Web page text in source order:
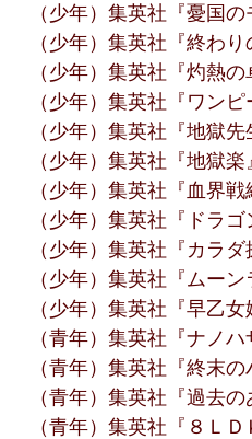
（少年）集英社『憂国の
（少年）集英社『終わり
（少年）集英社『灼熱の
（少年）集英社『ワンピ
（少年）集英社『地獄先
（少年）集英社『地獄楽
（少年）集英社『血界戦
（少年）集英社『ドラゴ
（少年）集英社『カラダ
（少年）集英社『ムーン
（少年）集英社『早乙女
（青年）集英社『ナノハ
（青年）集英社『終末の
（青年）集英社『過去の
（青年）集英社『８ＬＤ